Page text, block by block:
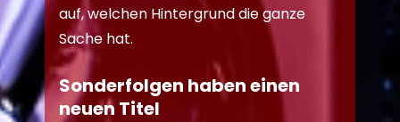
auf, welchen Hintergrund die ganze
Sache hat.
Sonderfolgen haben einen
neuen Titel